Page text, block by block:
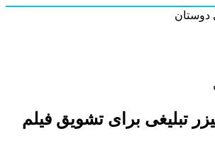
دوستان
تبلیغی برای تشویق فیلم